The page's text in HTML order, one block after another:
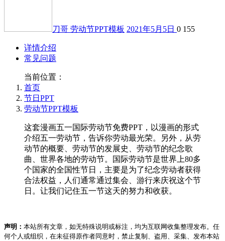
刀哥 劳动节PPT模板 2021年5月5日 0 155
详情介绍
常见问题
当前位置：
首页
节日PPT
劳动节PPT模板
这套漫画五一国际劳动节免费PPT，以漫画的形式
介绍五一劳动节，告诉你劳动最光荣。另外，从劳
动节的概要、劳动节的发展史、劳动节的纪念歌
曲、世界各地的劳动节。国际劳动节是世界上80多
个国家的全国性节日，主要是为了纪念劳动者获得
合法权益，人们通常通过集会、游行来庆祝这个节
日。让我们记住五一节这天的努力和收获。
声明： 本站所有文章，如无特殊说明或标注，均为互联网收集整理发布。任
何个人或组织，在未征得原作者同意时，禁止复制、盗用、采集、发布本站